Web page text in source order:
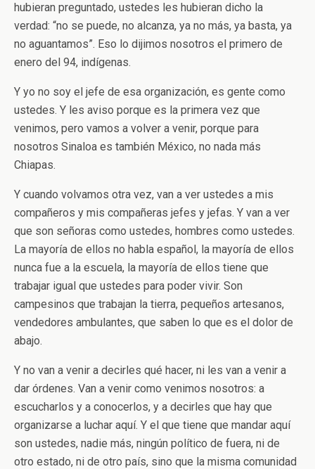
hubieran preguntado, ustedes les hubieran dicho la
verdad: “no se puede, no alcanza, ya no más, ya basta, ya
no aguantamos”. Eso lo dijimos nosotros el primero de
enero del 94, indígenas.
Y yo no soy el jefe de esa organización, es gente como
ustedes. Y les aviso porque es la primera vez que
venimos, pero vamos a volver a venir, porque para
nosotros Sinaloa es también México, no nada más
Chiapas.
Y cuando volvamos otra vez, van a ver ustedes a mis
compañeros y mis compañeras jefes y jefas. Y van a ver
que son señoras como ustedes, hombres como ustedes.
La mayoría de ellos no habla español, la mayoría de ellos
nunca fue a la escuela, la mayoría de ellos tiene que
trabajar igual que ustedes para poder vivir. Son
campesinos que trabajan la tierra, pequeños artesanos,
vendedores ambulantes, que saben lo que es el dolor de
abajo.
Y no van a venir a decirles qué hacer, ni les van a venir a
dar órdenes. Van a venir como venimos nosotros: a
escucharlos y a conocerlos, y a decirles que hay que
organizarse a luchar aquí. Y el que tiene que mandar aquí
son ustedes, nadie más, ningún político de fuera, ni de
otro estado, ni de otro país, sino que la misma comunidad